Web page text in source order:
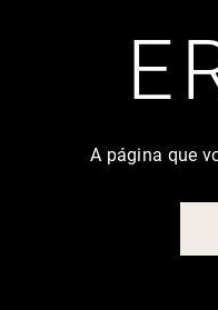
A página que